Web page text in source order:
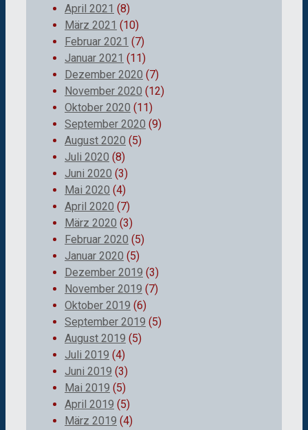
April 2021 (8)
März 2021 (10)
Februar 2021 (7)
Januar 2021 (11)
Dezember 2020 (7)
November 2020 (12)
Oktober 2020 (11)
September 2020 (9)
August 2020 (5)
Juli 2020 (8)
Juni 2020 (3)
Mai 2020 (4)
April 2020 (7)
März 2020 (3)
Februar 2020 (5)
Januar 2020 (5)
Dezember 2019 (3)
November 2019 (7)
Oktober 2019 (6)
September 2019 (5)
August 2019 (5)
Juli 2019 (4)
Juni 2019 (3)
Mai 2019 (5)
April 2019 (5)
März 2019 (4)